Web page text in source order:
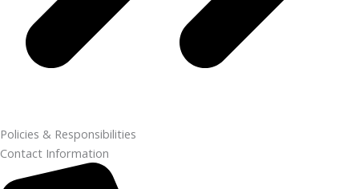
Policies & Responsibilities
Contact Information